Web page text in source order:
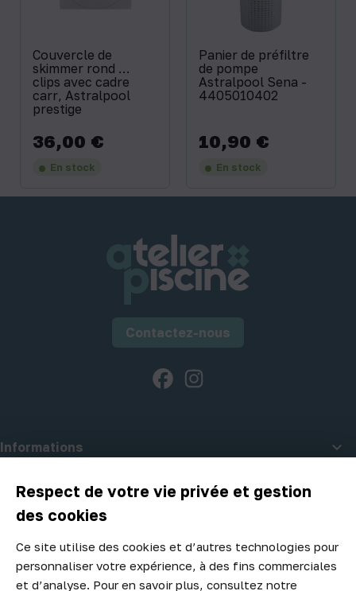
Respect de votre vie privée et gestion
des cookies
Ce site utilise des cookies et d’autres technologies pour
personnaliser votre expérience, à des fins commerciales
et d’analyse. Pour en savoir plus, consultez notre
Couvercle de
skimmer rond …
clips avec cadre
carr‚ Astralpool
prestige
Prix
36,00 €
En stock
Panier de préfiltre
de pompe
Astralpool Sena -
4405010402
Prix
10,90 €
En stock
Contactez-nous
Facebook
Informations 
A propos d'Atelier Piscine
Newsletter
Ne manquez aucune opportunité ! Restez informé de nos meilleurs
prix et nouveaux arrivages.